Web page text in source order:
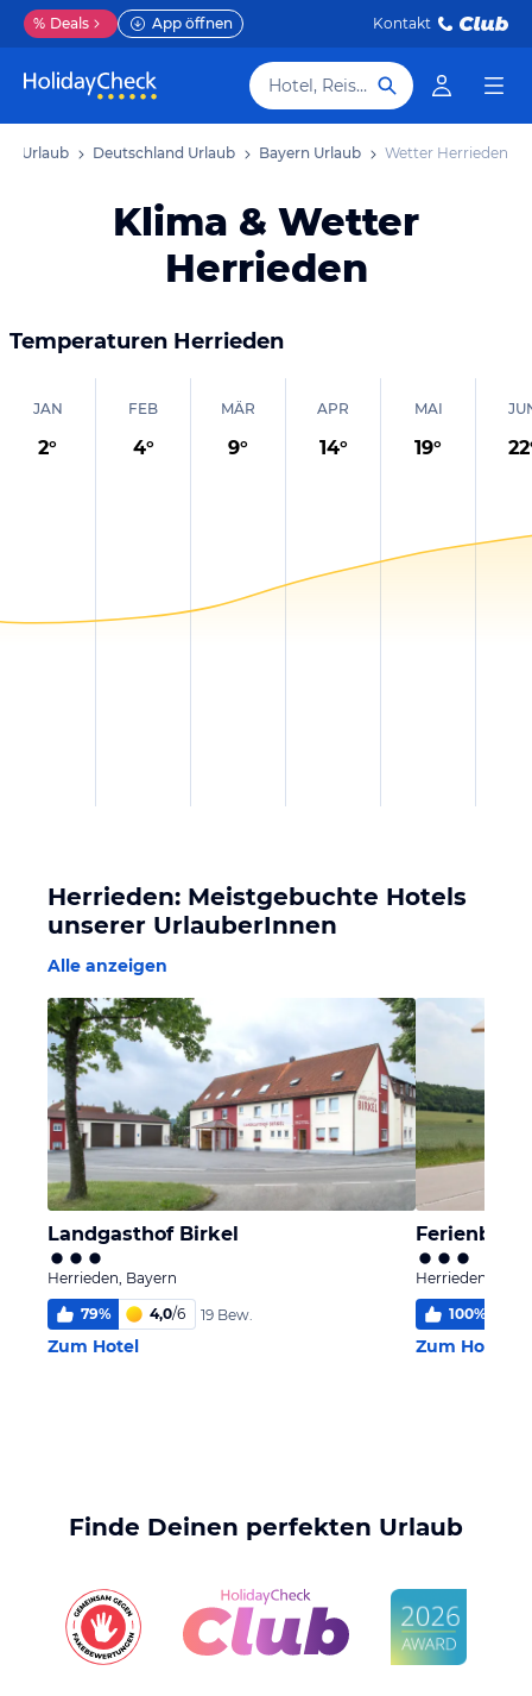
% Deals App öffnen Kontakt
Hotel, Reiseziel
Urlaub Deutschland Urlaub Bayern Urlaub Wetter Herrieden
Klima & Wetter
Herrieden
Temperaturen Herrieden
JAN
2°
FEB
4°
MÄR
9°
APR
14°
MAI
19° 22
Herrieden: Meistgebuchte Hotels
unserer UrlauberInnen
Alle anzeigen
Landgasthof Birkel
Herrieden, Bayern
79% 4,0/6 19 Bew.
Zum Hotel
Herrieden,
100%
Zum Hotel
Finde Deinen perfekten Urlaub